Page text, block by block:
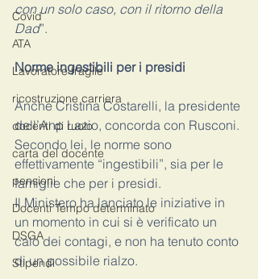
Covid
ATA
Lavoratore fragile
ricostruzione carriera
docenti di ruolo
carta del docente
pensioni
Docenti Tempo determinato
DSGA
Stipendi
con un solo caso, con il ritorno della
Dad”.
Norme ingestibili per i presidi
Anche Cristina Costarelli, la presidente
dell’Anp Lazio, concorda con Rusconi.
Secondo lei, le norme sono
effettivamente “ingestibili”, sia per le
famiglie che per i presidi.
Il Ministero ha lanciato le iniziative in
un momento in cui si è verificato un
calo dei contagi, e non ha tenuto conto
di un possibile rialzo.